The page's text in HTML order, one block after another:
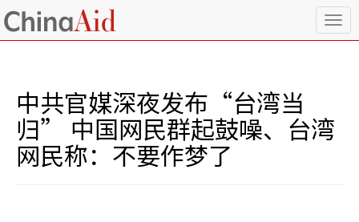
T
o
n
a
中共官媒深夜发布“台湾当
归” 中国网民群起鼓噪、台湾
网民称：不要作梦了